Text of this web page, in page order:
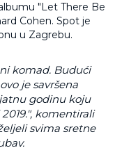
"Let There Be
Cohen. Spot je
u Zagrebu.
komad. Budući
je savršena
godinu koju
komentirali
svima sretne